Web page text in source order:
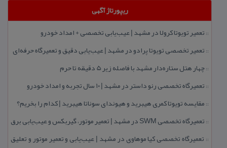
ریپورتاژ آگهی
:: تعمیر تویوتا كرولا در مشهد | عیب‌یابی تخصصی + امداد خودرو
:: تعمیر تخصصی تویوتا پرادو در مشهد | عیب‌یابی دقیق و تعمیرگاه حرفه‌ای
::چهار هتل‌ ستاره‌دار مشهد با فاصله زیر 5 دقیقه تا حرم
:: تعمیرگاه تخصصی رنو داستر در مشهد | ۱۰ سال تجربه و امداد خودرو
:: مقایسه تویوتا كمری هیبرید و هیوندای سوناتا هیبرید | كدام را بخریم؟
:: تعمیرگاه تخصصی SWM در مشهد | تعمیر موتور، گیربكس و عیب‌یابی برق
:: تعمیرگاه تخصصی كیا موهاوی در مشهد | عیب‌یابی و تعمیر موتور و تعلیق